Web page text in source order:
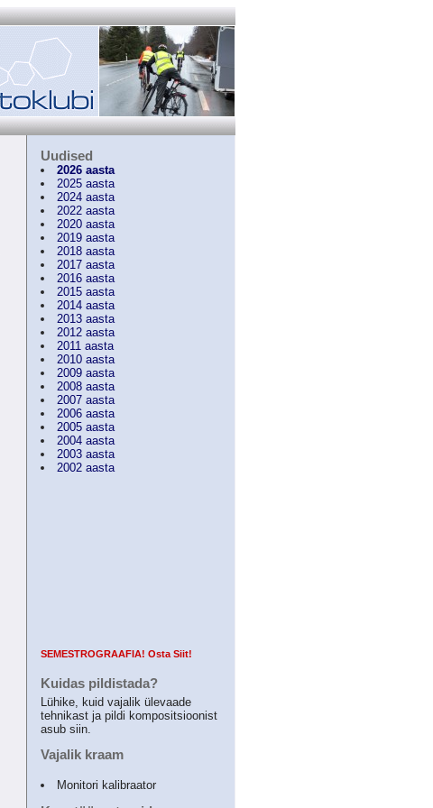
Uudised
2026 aasta
2025 aasta
2024 aasta
2022 aasta
2020 aasta
2019 aasta
2018 aasta
2017 aasta
2016 aasta
2015 aasta
2014 aasta
2013 aasta
2012 aasta
2011 aasta
2010 aasta
2009 aasta
2008 aasta
2007 aasta
2006 aasta
2005 aasta
2004 aasta
2003 aasta
2002 aasta
SEMESTROGRAAFIA! Osta Siit!
Kuidas pildistada?
Lühike, kuid vajalik ülevaade
tehnikast ja pildi kompositsioonist
asub siin.
Vajalik kraam
Monitori kalibraator